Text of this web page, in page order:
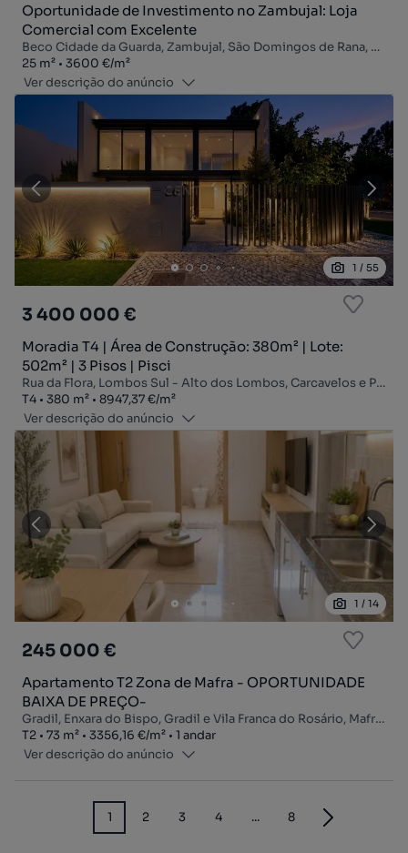
Oportunidade de Investimento no Zambujal: Loja
Comercial com Excelente
Beco Cidade da Guarda, Zambujal, São Domingos de Rana, Cascais, Lisboa
Zona
25 m²
Preço por metro quadrado
3600 €/m²
Ver descrição do anúncio
1 / 55
3 400 000 €
Moradia T4 | Área de Construção: 380m² | Lote:
502m² | 3 Pisos | Pisci
Rua da Flora, Lombos Sul - Alto dos Lombos, Carcavelos e Parede, Cascais, Lisboa
Tipologia
T4
Zona380 m²
Preço por metro quadrado
8947,37 €/m²
Ver descrição do anúncio
1 / 14
245 000 €
Apartamento T2 Zona de Mafra - OPORTUNIDADE
BAIXA DE PREÇO-
Gradil, Enxara do Bispo, Gradil e Vila Franca do Rosário, Mafra, Lisboa
Tipologia
T2
Zona73 m²
Preço por metro quadrado
3356,16 €/m²
Andar
1 andar
Ver descrição do anúncio
1 2 3 4 ... 8